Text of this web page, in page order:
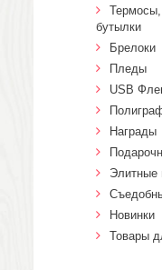
бутылки
Брелоки
Пледы
USB
Награды
Элитные
Новинки
Товары